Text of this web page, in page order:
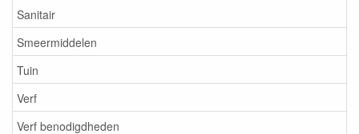
Sanitair
Smeermiddelen
Tuin
Verf
Verf benodigdheden